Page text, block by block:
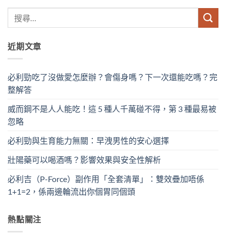
近期文章
必利勁吃了沒做愛怎麼辦？會傷身嗎？下一次還能吃嗎？完
整解答
威而鋼不是人人能吃！這 5 種人千萬碰不得，第 3 種最易被
忽略
必利勁與生育能力無關：早洩男性的安心選擇
壯陽藥可以喝酒嗎？影響效果與安全性解析
必利吉（P-Force）副作用「全套清單」：雙效疊加唔係
1+1=2，係兩邊輪流出你個胃同個頭
熱點關注